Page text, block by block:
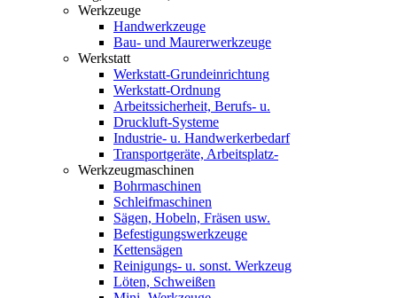
Werkzeuge
Handwerkzeuge
Bau- und Maurerwerkzeuge
Werkstatt
Werkstatt-Grundeinrichtung
Werkstatt-Ordnung
Arbeitssicherheit, Berufs- u.
Druckluft-Systeme
Industrie- u. Handwerkerbedarf
Transportgeräte, Arbeitsplatz-
Werkzeugmaschinen
Bohrmaschinen
Schleifmaschinen
Sägen, Hobeln, Fräsen usw.
Befestigungswerkzeuge
Kettensägen
Reinigungs- u. sonst. Werkzeug
Löten, Schweißen